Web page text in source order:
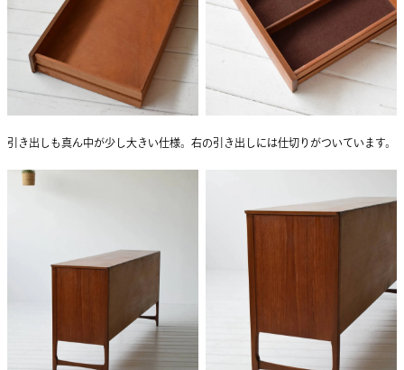
引き出しも真ん中が少し大きい仕様。右の引き出しには仕切りがついています。